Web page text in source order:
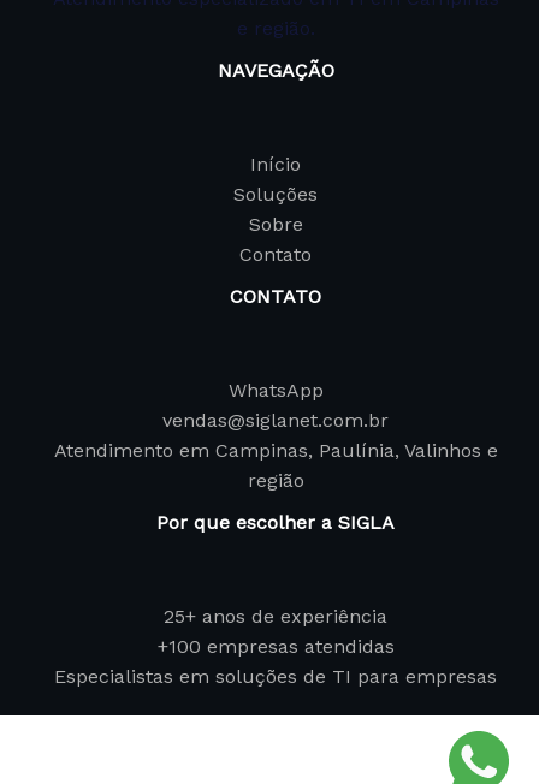
e região.
NAVEGAÇÃO
Início
Soluções
Sobre
Contato
CONTATO
WhatsApp
vendas@siglanet.com.br
Atendimento em Campinas, Paulínia, Valinhos e
região
Por que escolher a SIGLA
25+ anos de experiência
+100 empresas atendidas
Especialistas em soluções de TI para empresas